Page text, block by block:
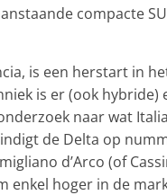
compacte
is een herstart in
is er (ook
naar wat
de Delta op
d’Arco (of
enkel hoger in de